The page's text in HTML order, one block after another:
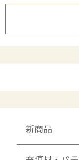
新商品